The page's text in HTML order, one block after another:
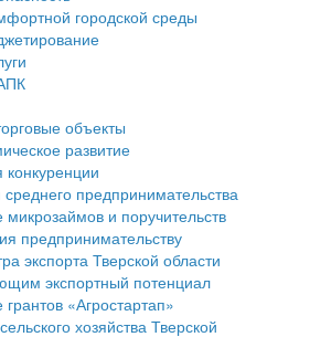
Тверской области
муниципального округа
территориями
граждан
ранее учтенных
субъектов малого и
городской среды
объекты
развитие
конкуренции
предпринимательства
и поручительств
предпринимательству
экспорта Тверской области
экспортный потенциал
«Агростартап»
хозяйства Тверской